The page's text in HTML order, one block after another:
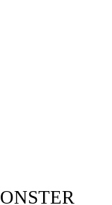
по 10 шт)
лоты)
(последние